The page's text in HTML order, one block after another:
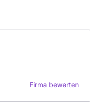
Firma bewerten